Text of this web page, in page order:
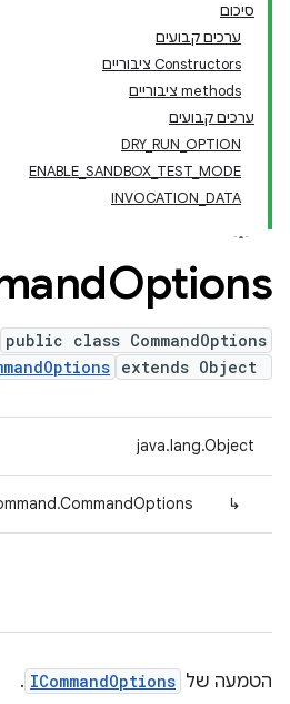
סיכום
ערכים קבועים
‫Constructors ציבוריים
‫methods ציבוריים
ערכים קבועים
DRY_RUN_OPTION
ENABLE_SANDBOX_TEST_MODE
INVOCATION_DATA
Options
public class CommandOptions
extends Object
java.lang.Object
↳
הטמעה של ICommandOptions
.